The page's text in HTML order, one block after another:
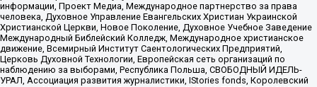
информации, Проект Медиа, Международное партнерство за права
человека, Духовное Управление Евангельских Христиан Украинской
Христианской Церкви, Новое Поколение, Духовное Учебное Заведение
Международный Библейский Колледж, Международное христианское
движение, Всемирный Институт Саентологических Предприятий,
Церковь Духовной Технологии, Европейская сеть организаций по
наблюдению за выборами, Республика Польша, СВОБОДНЫЙ ИДЕЛЬ-
УРАЛ, Ассоциация развития журналистики, IStories fonds, Королевский